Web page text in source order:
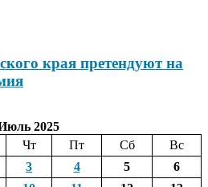
края претендуют на
2025
Чт Пт Сб
Вс
3 4 5
6